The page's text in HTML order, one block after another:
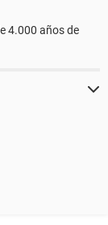
4.000 años de